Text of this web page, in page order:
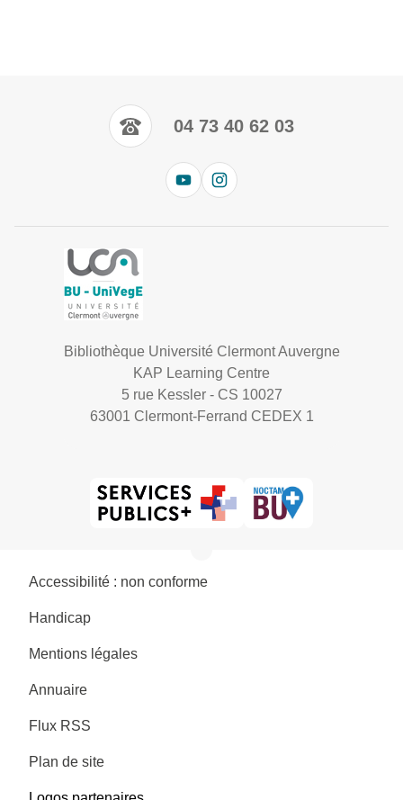
04 73 40 62 03
Bibliothèque Université Clermont Auvergne
KAP Learning Centre
5 rue Kessler - CS 10027
63001 Clermont-Ferrand CEDEX 1
Accessibilité : non conforme
Handicap
Mentions légales
Annuaire
Flux RSS
Plan de site